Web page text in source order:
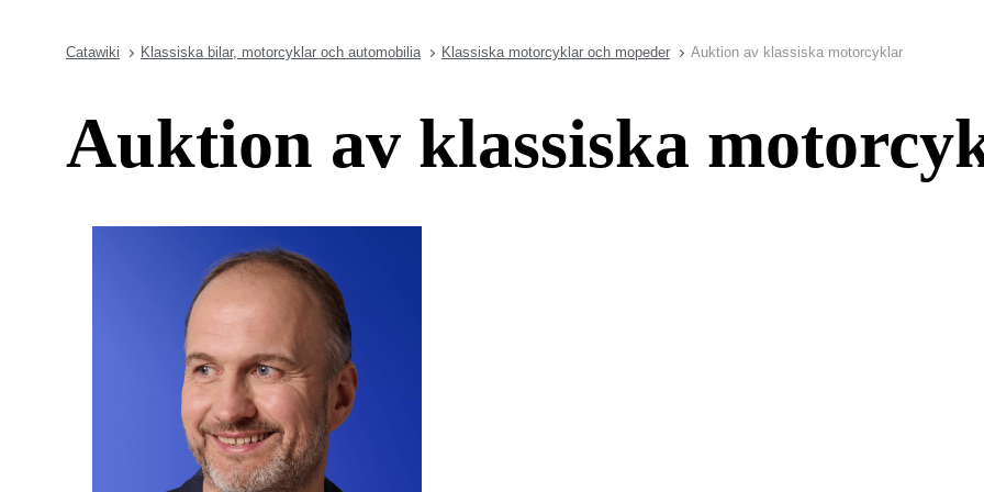
Catawiki Klassiska bilar, motorcyklar och automobilia Klassiska motorcyklar och mopeder Auktion av klassiska motorcyklar
Auktion av klassiska